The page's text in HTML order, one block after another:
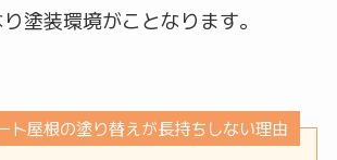
塗装環境がことなります。
ト屋根の塗り替えが長持ちしない理由